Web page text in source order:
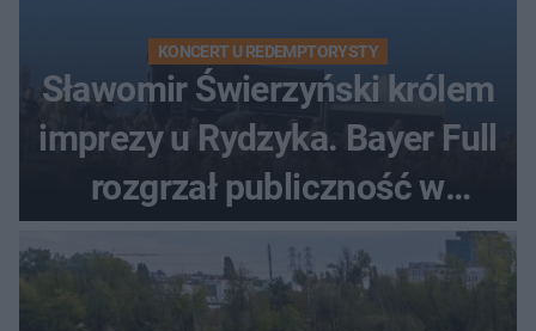
KONCERT U REDEMPTORYSTY
Sławomir Świerzyński królem
imprezy u Rydzyka. Bayer Full
rozgrzał publiczność w
Toruniu